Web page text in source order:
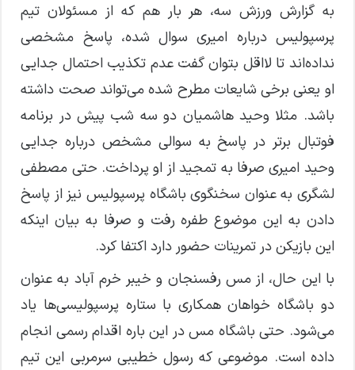
به گزارش ورزش سه، هر بار هم که از مسئولان تیم
پرسپولیس درباره امیری سوال شده، پاسخ مشخصی
نداده‌اند تا لااقل بتوان گفت عدم تکذیب احتمال جدایی
او یعنی برخی شایعات مطرح شده می‌تواند صحت داشته
باشد. مثلا وحید هاشمیان دو سه شب پیش در برنامه
فوتبال برتر در پاسخ به سوالی مشخص درباره جدایی
وحید امیری صرفا به تمجید از او پرداخت. حتی مصطفی
لشگری به عنوان سخنگوی باشگاه پرسپولیس نیز از پاسخ
دادن به این موضوع طفره رفت و صرفا به بیان اینکه
این بازیکن در تمرینات حضور دارد اکتفا کرد.
با این حال، از مس رفسنجان و خیبر خرم آباد به عنوان
دو باشگاه خواهان همکاری با ستاره پرسپولیسی‌ها یاد
می‌شود. حتی باشگاه مس در این باره اقدام رسمی انجام
داده است. موضوعی که رسول خطیبی سرمربی این تیم